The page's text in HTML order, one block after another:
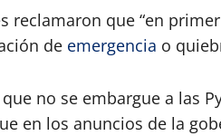
reclamaron que “en
de emergencia o
no se embargue a las
en los anuncios de la